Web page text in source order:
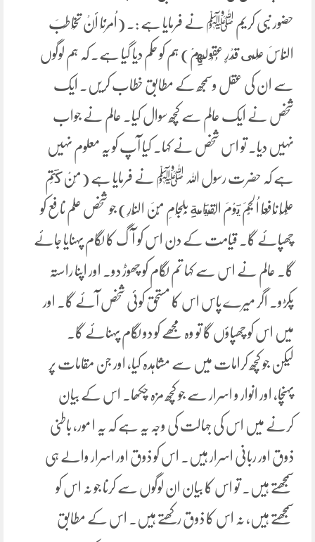
حضور نبی کریم ﷺ نے فرمایا ہے :۔ (اُمِرْنَا أَنْ تُخَاطِبَ
النَّاسَ عَلَى قَدْرٍ عُقُولِهِمْ) ہم کو حکم دیا گیا ہے۔ کہ ہم لوگوں
سے ان کی عقل وسمجھ کے مطابق خطاب کریں۔ ایک
شخص نے ایک عالم سے کچھ سوال کیا۔ عالم نے جواب
نہیں دیا۔ تو اس شخص نے کہا۔ کیا آپ کو یہ معلوم نہیں
ہے کہ حضرت رسول اللہ ﷺ نے فرمایا ہے (مَنْ كَتَم
عِلْمًا نَافِعَا اُلْجِمَ يَوْمَ الْقِيَامَةِ بِلجَامِ مِّنَ النَّارِ) جو شخص علم نافع کو
چھپائے گا۔ قیامت کے دن اس کو آگ کا لگام پہنایا جائے
گا۔ عالم نے اس سے کہا تم لگام کو چھوڑ دو۔ اور اپنا راستہ
پکڑو۔ اگر میرے پاس اس کا مستحق کوئی شخص آئے گا۔ اور
میں اس کو چھپاؤں گا تو وہ مجھے کو دو لگام پہنائے گا۔
لیکن جو کچھ کرامات میں سے مشاہدہ کیا، اور جن مقامات پر
پہنچا، اور انوار و اسرار سے جو کچھ مزہ چکھا۔ اس کے بیان
کرنے میں اس کی جہالت کی وجہ یہ ہے کہ یہ ا مور، باطنی
ذوق اور ربانی اسرار ہیں۔ اس کو ذوق اور اسرار والے ہی
سمجھتے ہیں۔ تو اس کا بیان ان لوگوں سے کرنا جو نہ اس کو
سمجھتے ہیں، نہ اس کا ذوق رکھتے ہیں۔ اس کے مطابق